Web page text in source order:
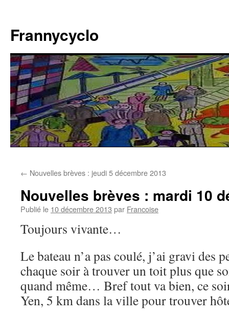
contenu
Frannycyclo
← Nouvelles brèves : jeudi 5 décembre 2013
Nouvelles brèves : mardi 10
Publié le 10 décembre 2013 par Francoise
Toujours vivante…
Le bateau n’a pas coulé, j’ai gravi des
chaque soir à trouver un toit plus que
quand même… Bref tout va bien, ce
Yen, 5 km dans la ville pour trouver